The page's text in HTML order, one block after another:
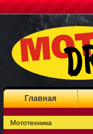
Главная
Мототехника